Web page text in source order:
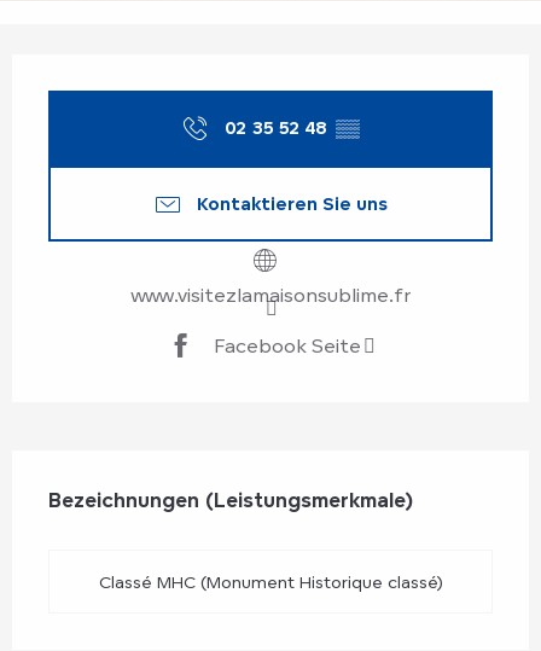
02 35 52 48 ▒▒
Kontaktieren Sie uns
www.visitezlamaisonsublime.fr
Facebook Seite
Bezeichnungen (Leistungsmerkmale)
Bezeichnungen (Leistungsmerkmale)
Classé MHC (Monument Historique classé)